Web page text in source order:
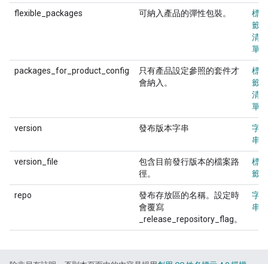
flexible_packages 可納入產品的彈性包裝。
標
籤
清
單
packages_for_product_config
只有產品設定參照的套件才
會納入。
標
籤
清
單
version 發布版本字串
字
串
version_file
包含目前發行版本的檔案路
徑。
標
籤
repo
發布存放區的名稱。設定時
會覆寫
_release_repository_flag。
字
串